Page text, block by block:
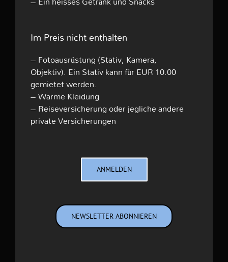
Im Preis nicht enthalten
– Fotoausrüstung (Stativ, Kamera,
Objektiv). Ein Stativ kann für EUR 10.00
gemietet werden.
– Warme Kleidung
– Reiseversicherung oder jegliche andere
private Versicherungen
ANMELDEN
NEWSLETTER ABONNIEREN